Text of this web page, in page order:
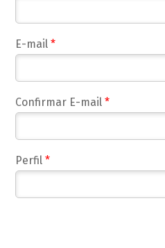
E-mail*
Confirmar E-mail*
Perfil*